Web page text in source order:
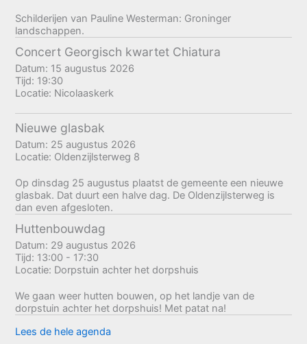
Schilderijen van Pauline Westerman: Groninger
landschappen.
Concert Georgisch kwartet Chiatura
Datum: 15 augustus 2026
Tijd: 19:30
Locatie: Nicolaaskerk
Nieuwe glasbak
Datum: 25 augustus 2026
Locatie: Oldenzijlsterweg 8
Op dinsdag 25 augustus plaatst de gemeente een nieuwe
glasbak. Dat duurt een halve dag. De Oldenzijlsterweg is
dan even afgesloten.
Huttenbouwdag
Datum: 29 augustus 2026
Tijd: 13:00 - 17:30
Locatie: Dorpstuin achter het dorpshuis
We gaan weer hutten bouwen, op het landje van de
dorpstuin achter het dorpshuis! Met patat na!
Lees de hele agenda